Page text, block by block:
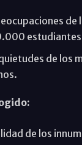
de
de los
de los